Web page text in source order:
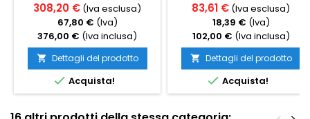
308,20 € (Iva esclusa)
67,80 € (Iva)
376,00 € (Iva inclusa)
 Dettagli del prodotto
 Acquista!
83,61 € (Iva esclusa)
18,39 € (Iva)
102,00 € (Iva inclusa)
 Dettagli del prodotto
 Acquista!